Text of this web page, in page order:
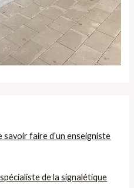
faire d’un enseigniste
de la signalétique